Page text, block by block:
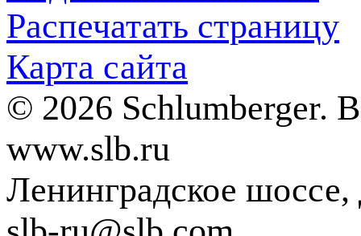
Распечатать страницу
Карта сайта
© 2026 Schlumberger.
www.slb.ru
Ленинградское